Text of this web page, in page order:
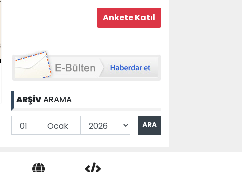
ARŞİVARAMA